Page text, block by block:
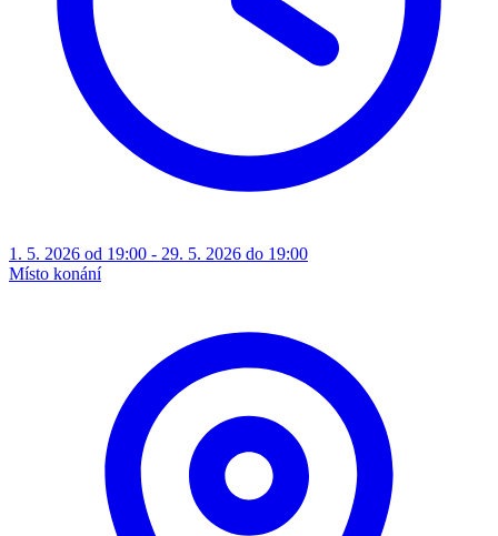
1. 5. 2026 od 19:00 - 29. 5. 2026 do 19:00
Místo konání